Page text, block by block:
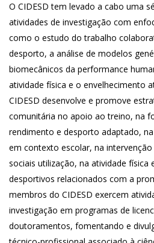
O CIDESD tem levado a cabo uma
atividades de investigação com
como o estudo do trabalho
desporto, a análise de modelos
biomecânicos da performance
atividade física e o envelhecimento
CIDESD desenvolve e promove
comunitária no apoio ao treino, na
rendimento e desporto adaptado,
em contexto escolar, na
sociais utilização, na atividade física
desportivos relacionados com a
membros do CIDESD exercem
investigação em programas de
doutoramentos, fomentando e